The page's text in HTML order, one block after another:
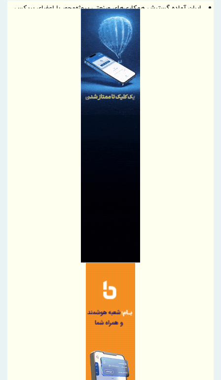
ایران آماده گسترش همکاری‌های صنعتی پروژه‌محور با اعضای بریکس
بهره گیری حداکثری از ظرفیت موافقتنامه تجارت آزاد ایران و روسیه
معاونت توسعه مدیریت و منابع انسانی منطقه آزاد دوغارون علت
استراتژی اعطای امتیاز خاص جذب سرمایه‌های انسانی بومی در آزمون
استخدامی اخیر را تشریح نمود
گامی بلند به سوی آینده؛ تأسیس «واحد آموزش هوشمند» در منطقه
آزاد تجاری-صنعتی دوغارون برای توانمندسازی کارکنان و مردم
نایب‌رئیس اتاق ایران راهی باکو شد
پرداخت خسارت ۵۰۰ میلیارد تومانی بیمه رازی به شرکت هواپیمایی
بیمه پارسیان، همراه زائران اربعین با پوشش های بیمه های مسئولیت
برگزاری چهارمین نشست هم اندیشی مدیران بیمه البرز با رؤسای تشکل